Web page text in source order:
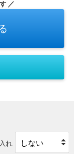
／
れ